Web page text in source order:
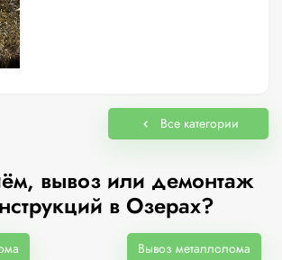
Все категории
вывоз или демонтаж
в Озерах?
Вывоз металлолома